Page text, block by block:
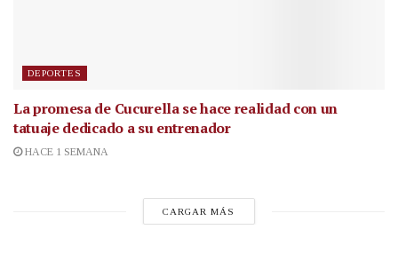
DEPORTES
La promesa de Cucurella se hace realidad con un
tatuaje dedicado a su entrenador
HACE 1 SEMANA
CARGAR MÁS